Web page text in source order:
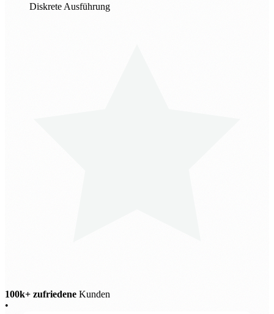
Diskrete Ausführung
100k+ zufriedene Kunden
•